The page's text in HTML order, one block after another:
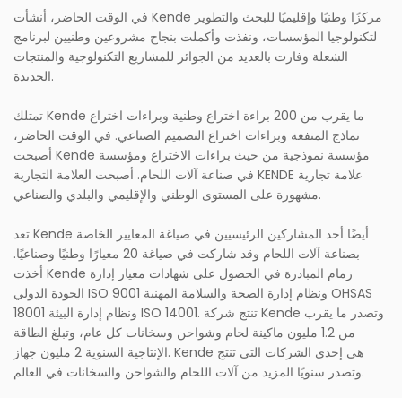
في الوقت الحاضر، أنشأت Kende مركزًا وطنيًا وإقليميًا للبحث والتطوير
لتكنولوجيا المؤسسات، ونفذت وأكملت بنجاح مشروعين وطنيين لبرنامج
الشعلة وفازت بالعديد من الجوائز للمشاريع التكنولوجية والمنتجات
الجديدة.
تمتلك Kende ما يقرب من 200 براءة اختراع وطنية وبراءات اختراع
نماذج المنفعة وبراءات اختراع التصميم الصناعي. في الوقت الحاضر،
أصبحت Kende مؤسسة نموذجية من حيث براءات الاختراع ومؤسسة
في صناعة آلات اللحام. أصبحت العلامة التجارية KENDE علامة تجارية
مشهورة على المستوى الوطني والإقليمي والبلدي والصناعي.
تعد Kende أيضًا أحد المشاركين الرئيسيين في صياغة المعايير الخاصة
بصناعة آلات اللحام وقد شاركت في صياغة 20 معيارًا وطنيًا وصناعيًا.
أخذت Kende زمام المبادرة في الحصول على شهادات معيار إدارة
الجودة الدولي ISO 9001 ونظام إدارة الصحة والسلامة المهنية OHSAS
18001 ونظام إدارة البيئة ISO 14001. تنتج شركة Kende وتصدر ما يقرب
من 1.2 مليون ماكينة لحام وشواحن وسخانات كل عام، وتبلغ الطاقة
الإنتاجية السنوية 2 مليون جهاز. Kende هي إحدى الشركات التي تنتج
وتصدر سنويًا المزيد من آلات اللحام والشواحن والسخانات في العالم.